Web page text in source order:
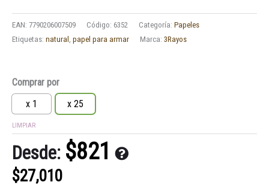
EAN: 7790206007509 Código: 6352 Categoría: Papeles
Etiquetas: natural papel para armar Marca: 3Rayos
Comprar por
x 1
x 25
LIMPIAR
Desde: $821
$27,010
Celulosa
3Rayos
Premium
78mm
cantidad